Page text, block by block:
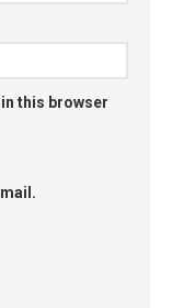
this browser